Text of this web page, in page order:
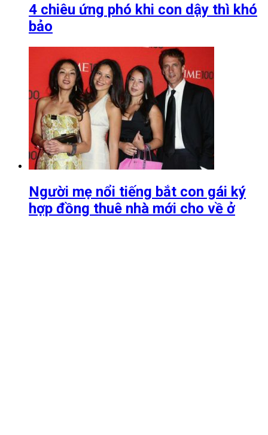
4 chiêu ứng phó khi con dậy thì khó
bảo
Người mẹ nổi tiếng bắt con gái ký
hợp đồng thuê nhà mới cho về ở